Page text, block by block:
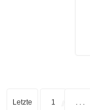
Letzte 1